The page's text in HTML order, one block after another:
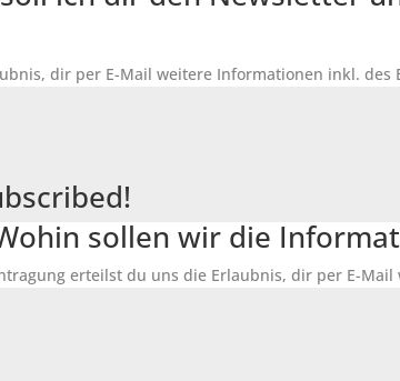
dir per E-Mail weitere Informationen inkl. des
sollen wir die
erteilst du uns die Erlaubnis, dir per E-